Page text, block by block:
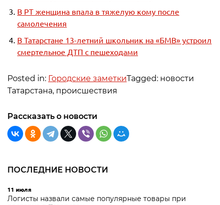
В РТ женщина впала в тяжелую кому после
самолечения
В Татарстане 13-летний школьник на «БМВ» устроил
смертельное ДТП с пешеходами
Posted in: Городские заметкиTagged: новости
Татарстана, происшествия
Рассказать о новости
ПОСЛЕДНИЕ НОВОСТИ
11 июля
Логисты назвали самые популярные товары при